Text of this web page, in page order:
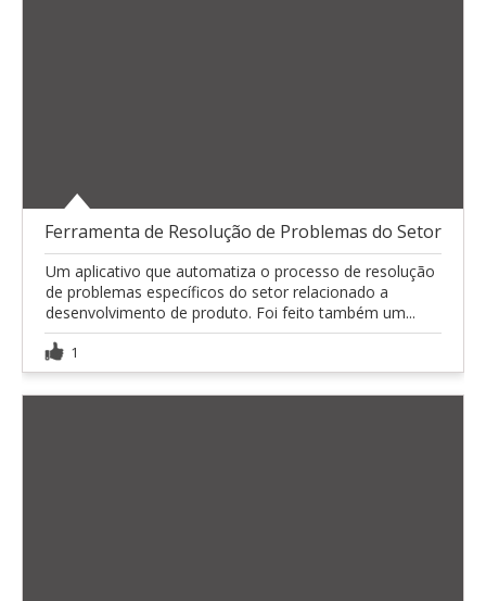
Ferramenta de Resolução de Problemas do Setor
Um aplicativo que automatiza o processo de resolução
de problemas específicos do setor relacionado a
desenvolvimento de produto. Foi feito também um...
1